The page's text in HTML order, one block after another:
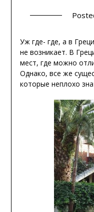
Уж где- где, а в
не возникает. В
мест, где можно
Однако, все же
которые неплохо